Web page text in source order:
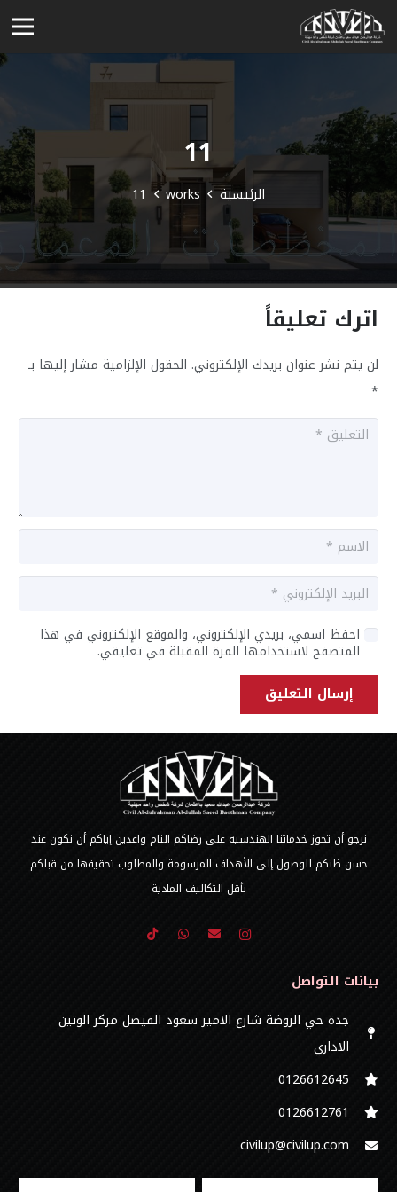
11
الرئيسية works
11
اترك تعليقاً
لن يتم نشر عنوان بريدك الإلكتروني. الحقول الإلزامية مشار إليها بـ
*
احفظ اسمي، بريدي الإلكتروني، والموقع الإلكتروني في هذا
المتصفح لاستخدامها المرة المقبلة في تعليقي.
إرسال التعليق
نرجو أن تحوز خدماتنا الهندسية على رضاكم التام واعدين إياكم أن نكون عند
حسن ظنكم للوصول إلى الأهداف المرسومة والمطلوب تحقيقها من قبلكم
بأقل التكاليف المادية
بيانات التواصل
جدة حي الروضة شارع الامير سعود الفيصل مركز الوتين
الاداري
0126612645‬
‭0126612761
civilup@civilup.com